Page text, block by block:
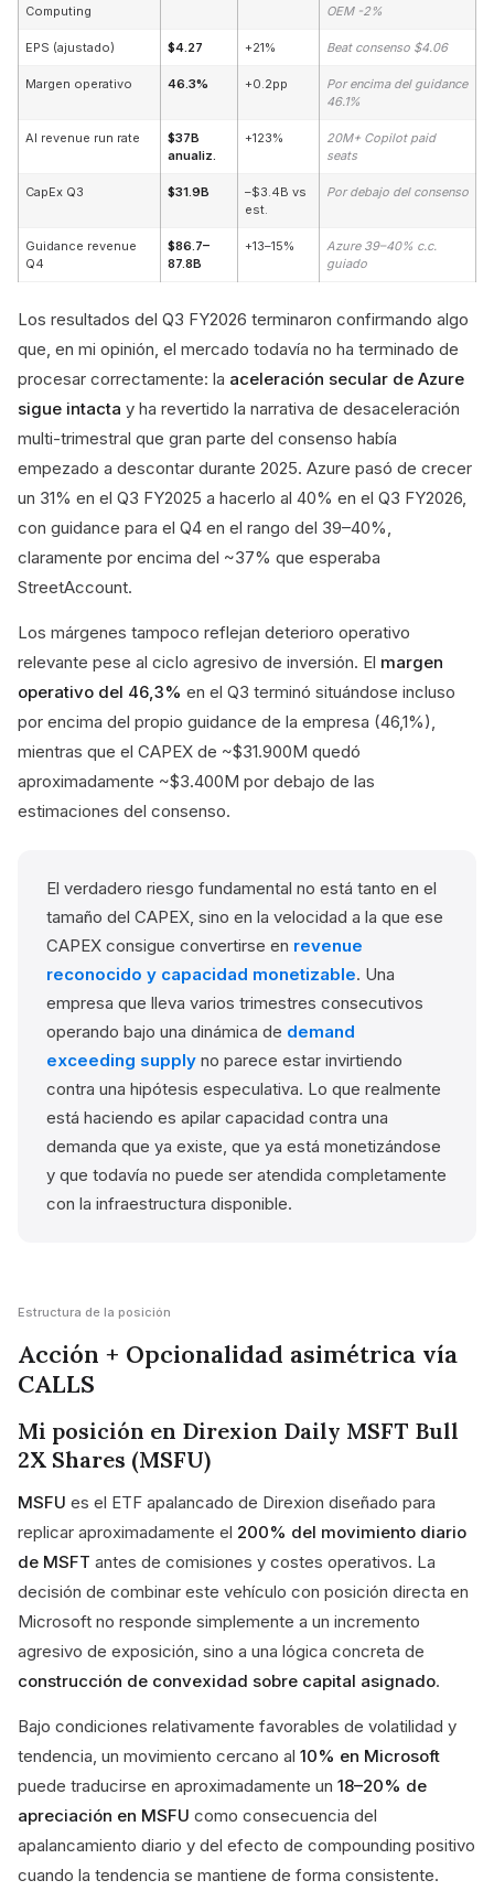
Computing
OEM -2%
EPS (ajustado) $4.27 +21% Beat consenso $4.06
Margen operativo 46.3% +0.2pp
Por encima del guidance
46.1%
AI revenue run rate
$37B
anualiz.
+123%
20M+ Copilot paid
seats
CapEx Q3 $31.9B
–$3.4B vs
est.
Por debajo del consenso
Guidance revenue
Q4
$86.7–
87.8B
+13–15%
Azure 39–40% c.c.
guiado
Los resultados del Q3 FY2026 terminaron confirmando algo
que, en mi opinión, el mercado todavía no ha terminado de
procesar correctamente: la aceleración secular de Azure
sigue intacta y ha revertido la narrativa de desaceleración
multi-trimestral que gran parte del consenso había
empezado a descontar durante 2025. Azure pasó de crecer
un 31% en el Q3 FY2025 a hacerlo al 40% en el Q3 FY2026,
con guidance para el Q4 en el rango del 39–40%,
claramente por encima del ~37% que esperaba
StreetAccount.
Los márgenes tampoco reflejan deterioro operativo
relevante pese al ciclo agresivo de inversión. El margen
operativo del 46,3% en el Q3 terminó situándose incluso
por encima del propio guidance de la empresa (46,1%),
mientras que el CAPEX de ~$31.900M quedó
aproximadamente ~$3.400M por debajo de las
estimaciones del consenso.
El verdadero riesgo fundamental no está tanto en el
tamaño del CAPEX, sino en la velocidad a la que ese
CAPEX consigue convertirse en revenue
reconocido y capacidad monetizable. Una
empresa que lleva varios trimestres consecutivos
operando bajo una dinámica de demand
exceeding supply no parece estar invirtiendo
contra una hipótesis especulativa. Lo que realmente
está haciendo es apilar capacidad contra una
demanda que ya existe, que ya está monetizándose
y que todavía no puede ser atendida completamente
con la infraestructura disponible.
Estructura de la posición
Acción + Opcionalidad asimétrica vía
CALLS
Mi posición en Direxion Daily MSFT Bull
2X Shares (MSFU)
MSFU es el ETF apalancado de Direxion diseñado para
replicar aproximadamente el 200% del movimiento diario
de MSFT antes de comisiones y costes operativos. La
decisión de combinar este vehículo con posición directa en
Microsoft no responde simplemente a un incremento
agresivo de exposición, sino a una lógica concreta de
construcción de convexidad sobre capital asignado.
Bajo condiciones relativamente favorables de volatilidad y
tendencia, un movimiento cercano al 10% en Microsoft
puede traducirse en aproximadamente un 18–20% de
apreciación en MSFU como consecuencia del
apalancamiento diario y del efecto de compounding positivo
cuando la tendencia se mantiene de forma consistente.